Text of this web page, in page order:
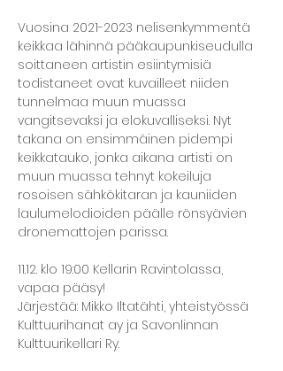
Vuosina 2021-2023 nelisenkymmentä
keikkaa lähinnä pääkaupunkiseudulla
soittaneen artistin esiintymisiä
todistaneet ovat kuvailleet niiden
tunnelmaa muun muassa
vangitsevaksi ja elokuvalliseksi. Nyt
takana on ensimmäinen pidempi
keikkatauko, jonka aikana artisti on
muun muassa tehnyt kokeiluja
rosoisen sähkökitaran ja kauniiden
laulumelodioiden päälle rönsyävien
dronemattojen parissa.
11.12. klo 19:00 Kellarin Ravintolassa,
vapaa pääsy!
Järjestää: Mikko Iltatähti, yhteistyössä
Kulttuurihanat ay ja Savonlinnan
Kulttuurikellari Ry.